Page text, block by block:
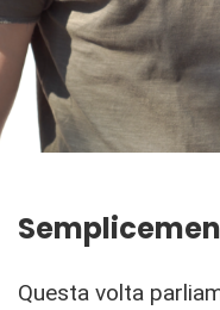
Questa volta